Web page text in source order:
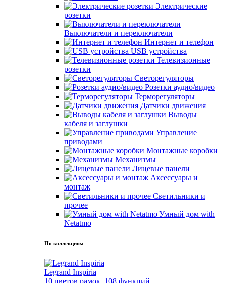
Электрические
розетки
Выключатели и переключатели
Интернет и телефон
USB устройства
Телевизионные
розетки
Светорегуляторы
Розетки аудио/видео
Терморегуляторы
Датчики движения
Выводы
кабеля и заглушки
Управление
приводами
Монтажные коробки
Механизмы
Лицевые панели
Аксессуары и
монтаж
Светильники и
прочее
Умный дом with
Netatmo
По коллекциям
Legrand Inspiria